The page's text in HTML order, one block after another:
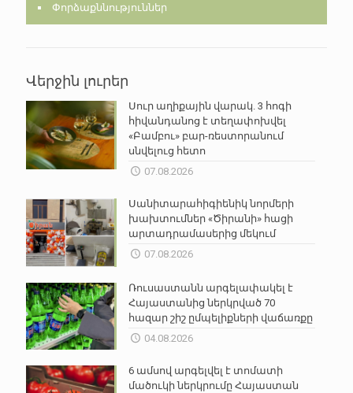
Փորձաքննություններ
Վերջին լուրեր
Սուր աղիքային վարակ. 3 հոգի
հիվանդանոց է տեղափոխվել
«Բամբու» բար-ռեստորանում
սնվելուց հետո
07.08.2026
Սանիտարահիգիենիկ նորմերի
խախտումներ «Ծիրանի» հացի
արտադրամասերից մեկում
07.08.2026
Ռուսաստանն արգելափակել է
Հայաստանից ներկրված 70
հազար շիշ ըմպելիքների վաճառքը
04.08.2026
6 ամսով արգելվել է տոմատի
մածուկի ներկրումը Հայաստան